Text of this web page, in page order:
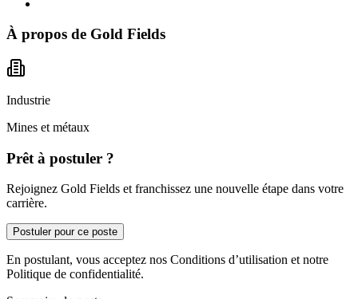
À propos de Gold Fields
Industrie
Mines et métaux
Prêt à postuler ?
Rejoignez Gold Fields et franchissez une nouvelle étape dans votre
carrière.
Postuler pour ce poste
En postulant, vous acceptez nos Conditions d’utilisation et notre
Politique de confidentialité.